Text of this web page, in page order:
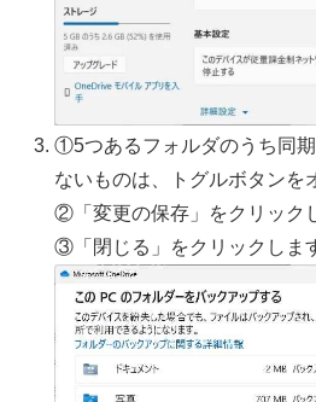
①5つあるフォルダのうち同
ないものは、トグルボタンを
②「変更の保存」をクリック
③「閉じる」をクリックしま